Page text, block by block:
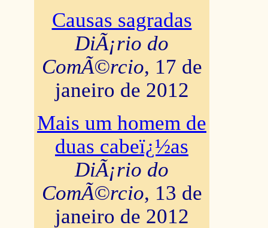
Causas sagradas
DiÃ¡rio do
ComÃ©rcio, 17 de
janeiro de 2012
Mais um homem de
duas cabeï¿½as
DiÃ¡rio do
ComÃ©rcio, 13 de
janeiro de 2012